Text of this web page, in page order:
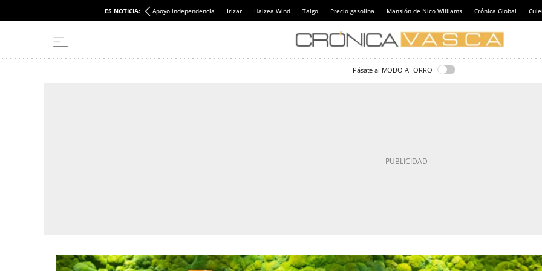
ES NOTICIA: Apoyo independencia Irizar Haizea Wind Talgo Precio gasolina Mansión de Nico Williams Crónica Global
Pásate al MODO AHORRO